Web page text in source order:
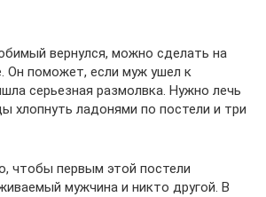
вернулся, можно сделать на
Он поможет, если муж ушел к
серьезная размолвка. Нужно лечь
хлопнуть ладонями по постели и три
чтобы первым этой постели
мужчина и никто другой. В